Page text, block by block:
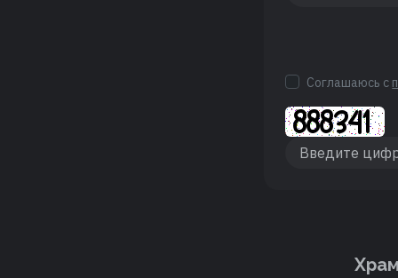
Соглашаюсь с